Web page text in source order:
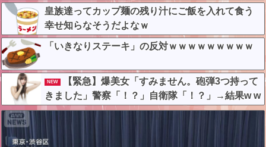
w
→まさかの行為がこちらw w w w w
w w w w
皇族達ってカップ麺の残り汁にご飯を入れて食う
幸せ知らなそうだよなｗ
「いきなりステーキ」の反対ｗｗｗｗｗｗｗｗｗ
NEW
【緊急】爆美女「すみません。砲弾3つ持って
きました」警察「！？」自衛隊「！？」→結果w w
w w w w w w